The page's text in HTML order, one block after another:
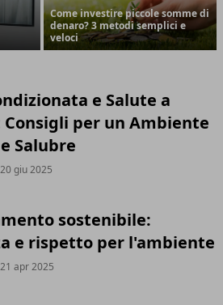
Come investire piccole somme di
denaro? 3 metodi semplici e
veloci
e Salute a
Consigli per un Ambiente
Salubre
giu 2025
sostenibile:
e rispetto per l'ambiente
apr 2025